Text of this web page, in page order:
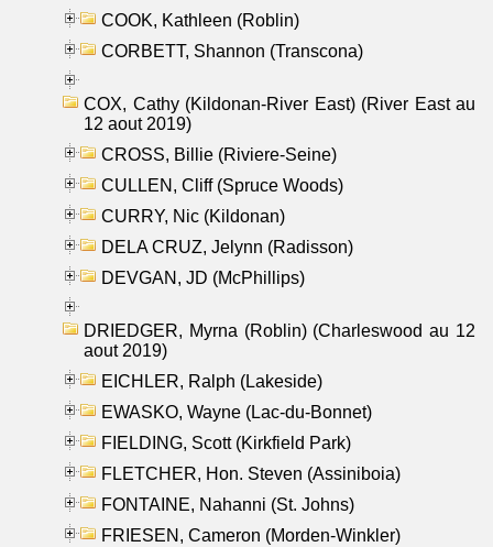
COOK, Kathleen (Roblin)
CORBETT, Shannon (Transcona)
COX, Cathy (Kildonan-River East) (River East au
12 aout 2019)
CROSS, Billie (Riviere-Seine)
CULLEN, Cliff (Spruce Woods)
CURRY, Nic (Kildonan)
DELA CRUZ, Jelynn (Radisson)
DEVGAN, JD (McPhillips)
DRIEDGER, Myrna (Roblin) (Charleswood au 12
aout 2019)
EICHLER, Ralph (Lakeside)
EWASKO, Wayne (Lac-du-Bonnet)
FIELDING, Scott (Kirkfield Park)
FLETCHER, Hon. Steven (Assiniboia)
FONTAINE, Nahanni (St. Johns)
FRIESEN, Cameron (Morden-Winkler)